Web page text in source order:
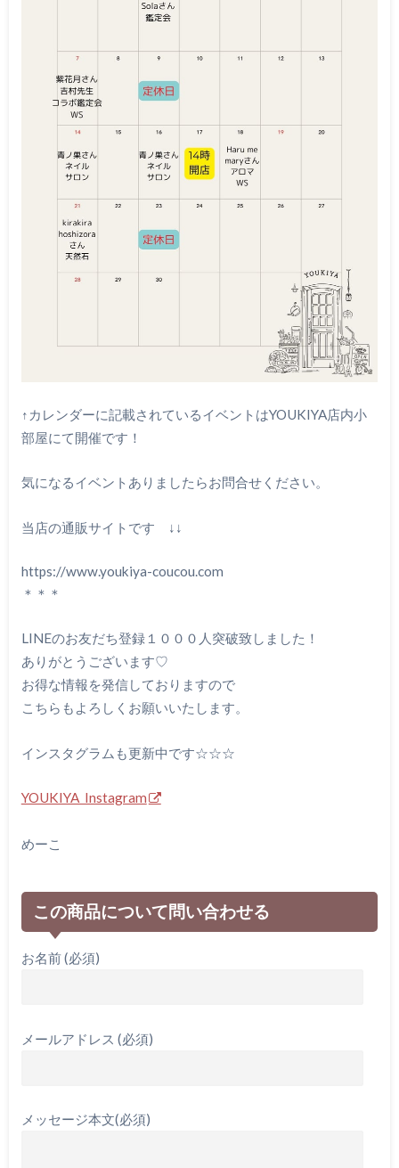
↑カレンダーに記載されているイベントはYOUKIYA店内小
部屋にて開催です！
気になるイベントありましたらお問合せください。
当店の通販サイトです ↓↓
https://www.youkiya-coucou.com
＊＊＊
LINEのお友だち登録１０００人突破致しました！
ありがとうございます♡
お得な情報を発信しておりますので
こちらもよろしくお願いいたします。
インスタグラムも更新中です☆☆☆
YOUKIYA Instagram
めーこ
この商品について問い合わせる
お名前 (必須)
メールアドレス (必須)
メッセージ本文(必須)